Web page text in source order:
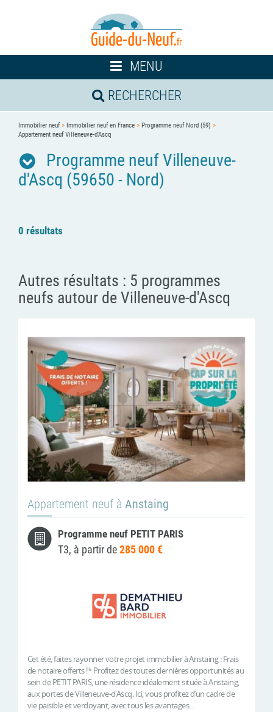
Toggle
navigation
MENU
RECHERCHER
Immobilier neuf> Immobilier neuf en France > Programme neuf Nord (59) >
Appartement neuf Villeneuve-d'Ascq
Programme neuf Villeneuve-
d'Ascq (59650 - Nord)
0 résultats
Autres résultats : 5 programmes
neufs autour de Villeneuve-d'Ascq
Appartement neuf à Anstaing
Programme neuf PETIT PARIS
T3, à partir de285 000 €
Cet été, faites rayonner votre projet immobilier à Anstaing : Frais
de notaire offerts !* Profitez des toutes dernières opportunités au
sein de PETIT PARIS, une résidence idéalement située à Anstaing,
aux portes de Villeneuve-d'Ascq. Ici, vous profitez d’un cadre de
vie paisible et verdoyant, avec tous les avantages...